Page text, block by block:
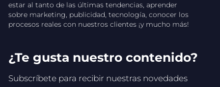
estar al tanto de las últimas tendencias, aprender
sobre marketing, publicidad, tecnología, conocer los
procesos reales con nuestros clientes ¡y mucho más!
¿Te gusta nuestro contenido?
Subscríbete para recibir nuestras novedades